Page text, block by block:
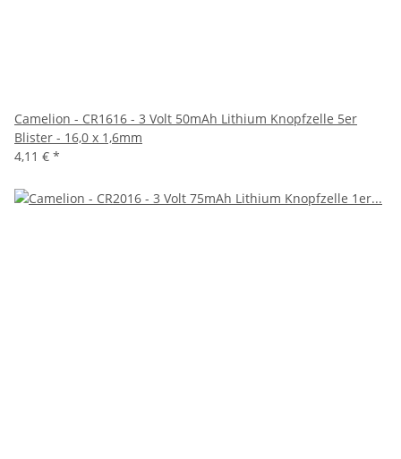
Camelion - CR1616 - 3 Volt 50mAh Lithium Knopfzelle 5er
Blister - 16,0 x 1,6mm
4,11 € *